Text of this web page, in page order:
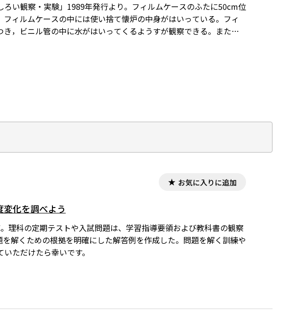
い観察・実験」1989年発行より。フィルムケースのふたに50cm位
ィルムケースの中には使い捨て懐炉の中身がはいっている。フィ
，ビニル管の中に水がはいってくるようすが観察できる。また，
お気に入りに追加
化を調べよう
理科の定期テストや入試問題は、学習指導要領および教科書の観察
解くための根拠を明確にした解答例を作成した。問題を解く訓練や
ただけたら幸いです。